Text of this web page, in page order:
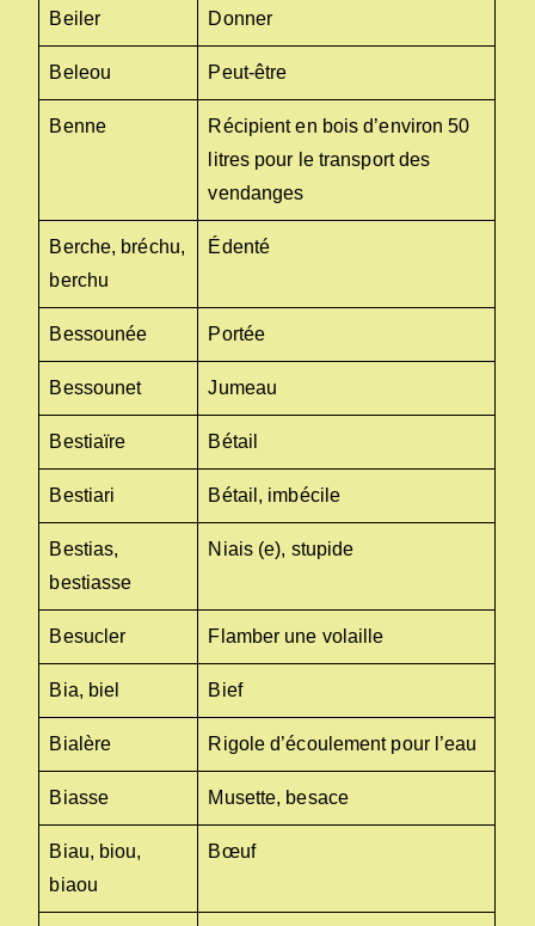
Beiler Donner
Beleou Peut-être
Benne
Récipient en bois d’environ 50
litres pour le transport des
vendanges
Berche, bréchu,
berchu
Édenté
Bessounée Portée
Bessounet Jumeau
Bestiaïre Bétail
Bestiari Bétail, imbécile
Bestias,
bestiasse
Niais (e), stupide
Besucler Flamber une volaille
Bia, biel Bief
Bialère Rigole d’écoulement pour l’eau
Biasse Musette, besace
Biau, biou,
biaou
Bœuf